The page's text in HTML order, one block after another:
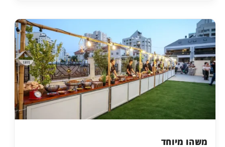
משהו מיוחד